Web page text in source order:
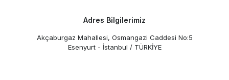
Adres Bilgilerimiz
Akçaburgaz Mahallesi, Osmangazi Caddesi No:5
Esenyurt - İstanbul / TÜRKİYE